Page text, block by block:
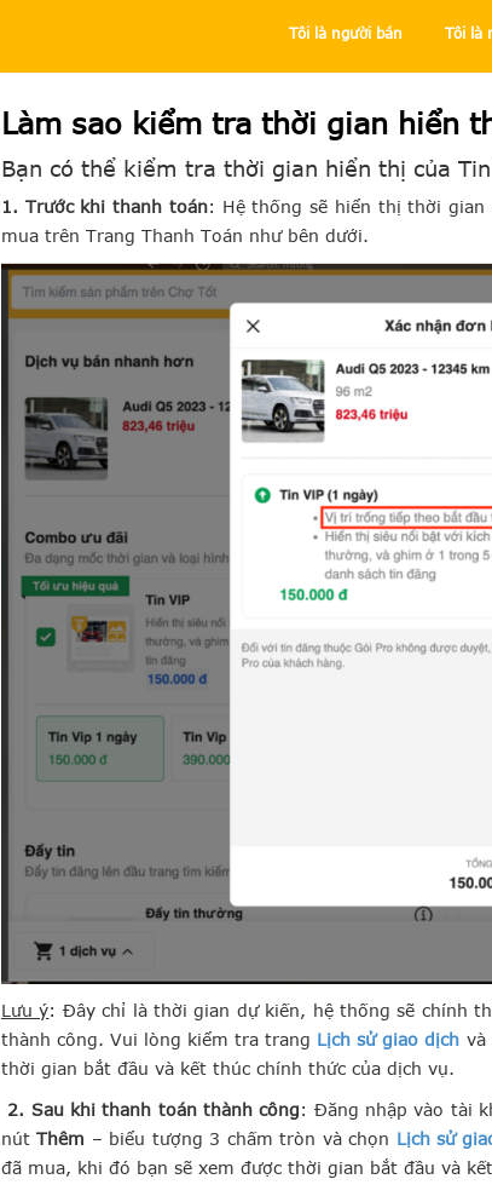
Tôi là người bán Tôi là
Làm sao kiểm tra thời gian hiển
Bạn có thể kiểm tra thời gian hiển thị của
1. Trước khi thanh toán: Hệ thống sẽ hiển thị thời gian
mua trên Trang Thanh Toán như bên dưới.
Lưu ý: Đây chỉ là thời gian dự kiến, hệ thống sẽ chính
thành công. Vui lòng kiểm tra trang Lịch sử giao dịch và
thời gian bắt đầu và kết thúc chính thức của dịch vụ.
2. Sau khi thanh toán thành công: Đăng nhập vào tài
nútThêm – biểu tượng 3 chấm tròn và chọn Lịch sử
đã mua, khi đó bạn sẽ xem được thời gian bắt đầu và